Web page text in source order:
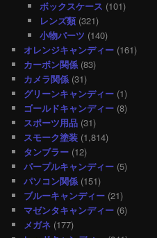
ボックスケース (101)
レンズ類(321)
小物パーツ (140)
オレンジキャンディー (161)
カーボン関係 (83)
カメラ関係 (31)
グリーンキャンディー (1)
ゴールドキャンディー (8)
スポーツ用品 (31)
スモーク塗装 (1,814)
タンブラー (12)
パープルキャンディー (5)
パソコン関係 (151)
ブルーキャンディー (21)
マゼンタキャンディー (6)
メガネ (177)